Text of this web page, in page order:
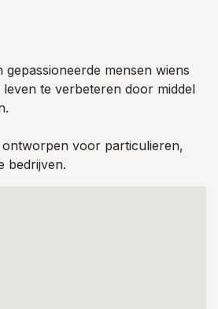
gepassioneerde mensen wiens
te verbeteren door middel
voor particulieren,
bedrijven.